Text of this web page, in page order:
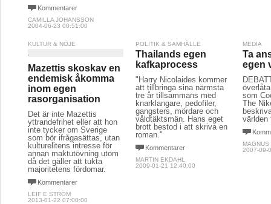
Kommentarer
CAMILLA JOHANSSON
2004-06-23 00:51:00
KULTUR & NÖJE
Mazettis skoskav en
endemisk åkomma
inom egen
rasorganisation
Det är inte Mazettis
yttrandefrihet eller att hon
inte tycker om Sverige
som bör ifrågasättas, utan
kulturelitens intresse för
annan maktutövning utom
då det gäller att tukta
majoritetens fördomar.
Kommentarer
LEIF E STRÖM
2013-01-22 07:00:00
POLITIK & SAMHÄLLE
Thailands egen
kafkaprocess
"Harry Nicolaides kommer
att tillbringa sina närmsta
tre år tillsammans med
knarklangare, pedofiler,
gangsters, mördare och
våldtäktsmän. Hans eget
brott bestod i att skriva en
roman."
Kommentarer
MARTIN EKDAHL
2009-01-21 12:40:00
MEDIA
Ta
egen
som
The
världen
2007-09-